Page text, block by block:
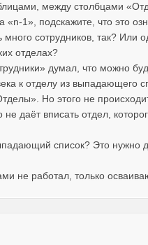
между столбцами
«n-1», подскажите, что это
сотрудников, так? Или
отделах?
думал, что можно
к отделу из выпадающего
Но этого не
даёт вписать отдел,
список? Это нужно
не работал, только